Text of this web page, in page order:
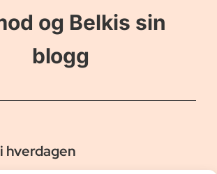
og Belkis sin
blogg
hverdagen